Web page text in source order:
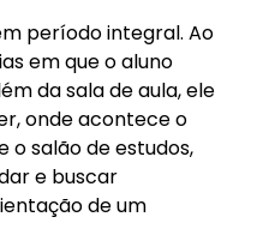
período integral. Ao
em que o aluno
da sala de aula, ele
onde acontece o
o salão de estudos,
e buscar
de um